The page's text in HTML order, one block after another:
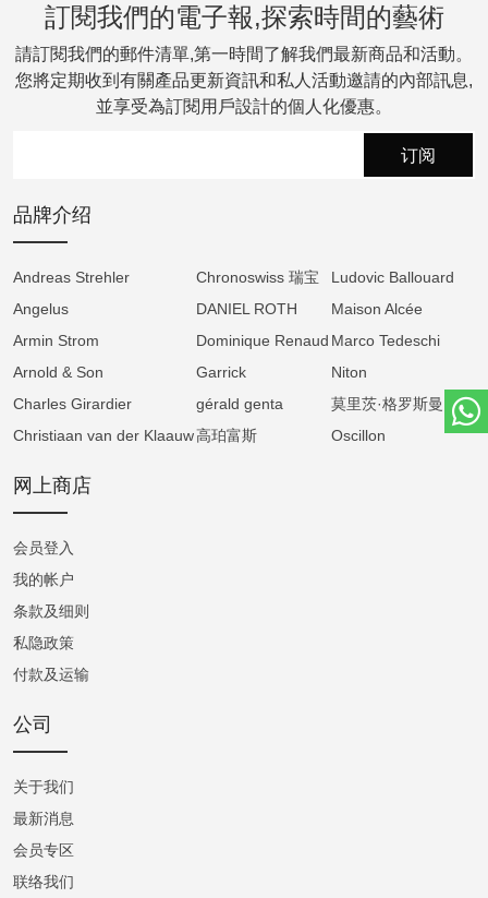
着北斗七星与仙后座星群，每一颗星辰均由工
仰赖星象辨识方向的智慧。
11.30 毫米，搭配纤薄表圈与流畅表耳设计，
展现简约而优雅的线条美学。底盖设有辅助月
相显示器，可快速校准月龄，提升实用性与精
准度。
芯具备 90 小时动力储存，振频为 3 赫兹，并
以极高精度追踪月相变化。其误差之微，需连
续运行 122 年才会累积一天的偏差，展现
Arnold & Son 对天文精准度的极致追求。
机芯的修饰亦不容忽视：主板施以镀铑处理与
缎面打磨，蓝钢螺丝顶部抛光，每一细节都体
现瑞士高级制表的工艺精神。
腕表搭配暖灰色短吻鳄鱼皮表带，手工缝制，
与表盘色调相互呼应，展现整体设计的和谐统
文、航海与制表艺术的深厚情感，是献给时间
与星辰的颂歌。
訂閱我們的電子報,探索時間的藝術
請訂閱我們的郵件清單,第一時間了解我們最新商品和活動。
您將定期收到有關產品更新資訊和私人活動邀請的內部訊息,
並享受為訂閱用戶設計的個人化優惠。
订阅
品牌介绍
Andreas Strehler
Angelus
Armin Strom
Arnold & Son
Charles Girardier
Christiaan van der Klaauw
Chronoswiss 瑞宝
DANIEL ROTH
Dominique Renaud
Garrick
gérald genta
高珀富斯
Ludovic Ballouard
Maison Alcée
Marco Tedeschi
Niton
莫里茨·格罗斯曼
Oscillon
网上商店
会员登入
我的帐户
条款及细则
私隐政策
付款及运输
公司
关于我们
最新消息
会员专区
联络我们